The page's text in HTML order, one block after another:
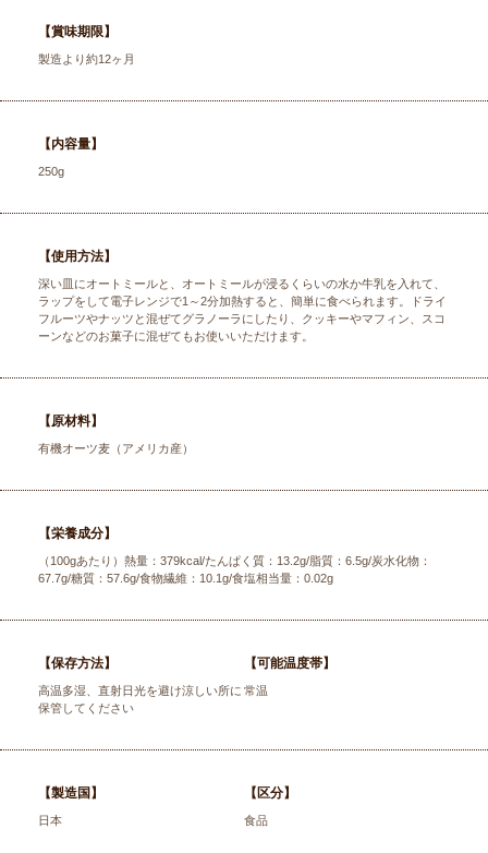
【賞味期限】
製造より約12ヶ月
【内容量】
250g
【使用方法】
深い皿にオートミールと、オートミールが浸るくらいの水か牛乳を入れて、
ラップをして電子レンジで1～2分加熱すると、簡単に食べられます。ドライ
フルーツやナッツと混ぜてグラノーラにしたり、クッキーやマフィン、スコ
ーンなどのお菓子に混ぜてもお使いいただけます。
【原材料】
有機オーツ麦（アメリカ産）
【栄養成分】
（100gあたり）熱量：379kcal/たんぱく質：13.2g/脂質：6.5g/炭水化物：
67.7g/糖質：57.6g/食物繊維：10.1g/食塩相当量：0.02g
【保存方法】
高温多湿、直射日光を避け涼しい所に
保管してください
【可能温度帯】
常温
【製造国】
日本
【区分】
食品